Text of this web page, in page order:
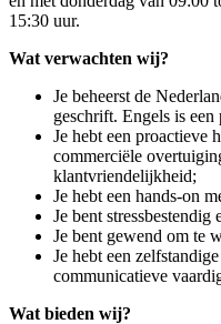
15:30 uur.
Wat verwachten wij?
Je beheerst de
geschrift. Engels is een
Je hebt een proactieve
commerciële
klantvriendelijkheid;
Je hebt een hands-on
Je bent stressbestendig
Je bent gewend om te
Je hebt een
communicatieve
Wat bieden wij?